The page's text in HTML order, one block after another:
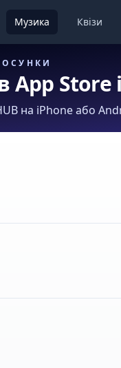
Музика Квізи
App Store
на iPhone або